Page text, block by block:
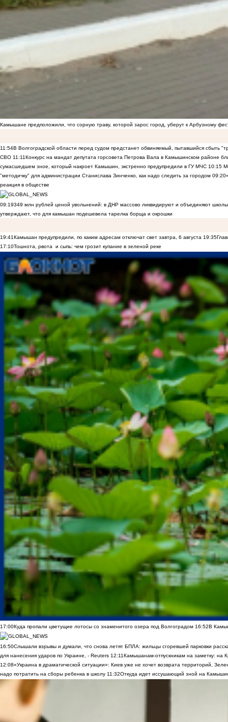
Камышане предположили, что сорную траву, которой зарос город, уберут к Арбузному
11:54В Волгоградской области перед судом предстанет обвиняемый, пытавшийся сбыть
СВО 11:11Конкурс на мандат депутата горсовета Петрова Вала в Камышинском районе
сумасшедшем зное, который накроет Камышин, экстренно предупредили в ГУ МЧС 10:15
"методичку" для администрации Станислава Зинченко, как надо следить за городом 09:20
реакция в обществе
09:19349 млн рублей ценой увольнений: в ДНР массово ликвидируют и объединяют
утверждают, что для камышан подешевела тарелка борща и окрошки
19:41Камышан предупредили, по каким адресам отключат свет завтра, 6 августа 19:35
17:10Тошнота, рвота и сыпь: чем грозит купание в зеленой реке
17:00Куда пропали цветущие лотосы со знаменитого озера под Волгоградом 16:52В
16:50Слышали взрывы и думали, что снова летят БПЛА: жильцы сгоревшей парковки
для нанесения ударов по Украине, - Reuters 12:11Камышанам-отпускникам на заметку: на
12:08«Украина в драматической ситуации»: Киев уже не хочет возврата территорий,
надо потратить на сборы ребенка в школу 11:32Откуда идет иссушающий зной на